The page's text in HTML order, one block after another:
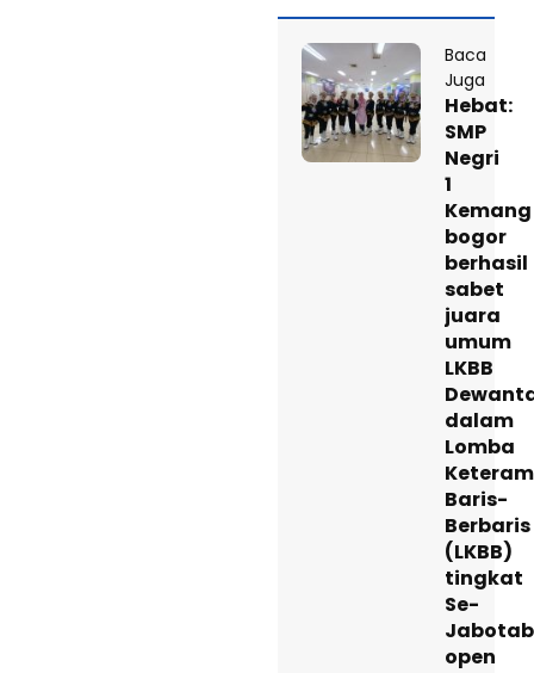
Baca
Juga
Hebat:
SMP
Negri
1
Kemang
bogor
berhasil
sabet
juara
umum
LKBB
dalam
Lomba
Baris-
Berbaris
(LKBB)
tingkat
Se-
open